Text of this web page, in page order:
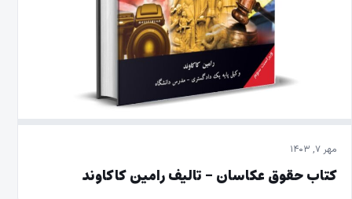
مهر ۷, ۱۴۰۳
کتاب حقوق عکاسان – تالیف رامین کاکاوند